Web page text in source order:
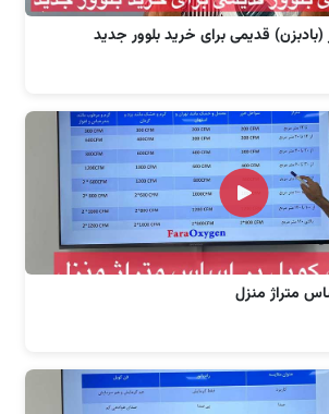
(بادبزن) قدیمی برای خرید بلوور جدید
متراژ منزل